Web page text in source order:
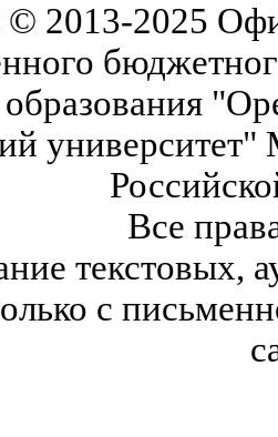
2013-2025
университет"
Все
текстовых,
с